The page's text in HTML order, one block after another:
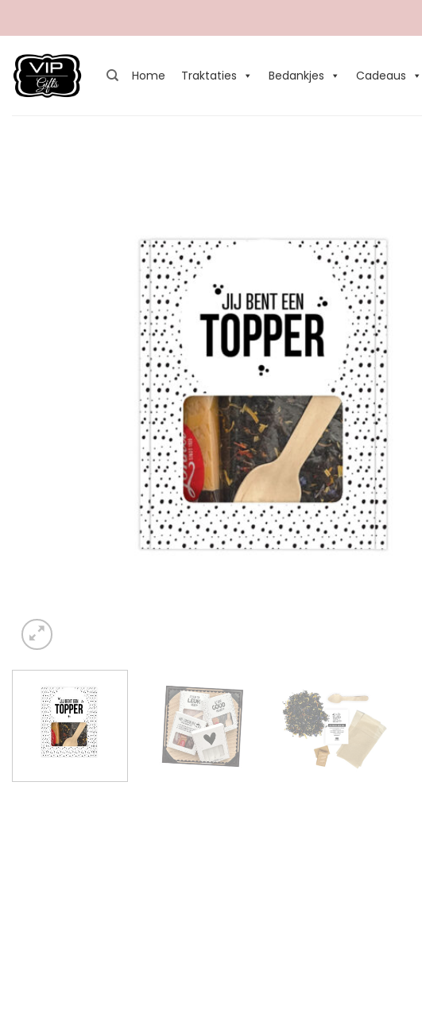
Home Traktaties Bedankjes Cadeaus